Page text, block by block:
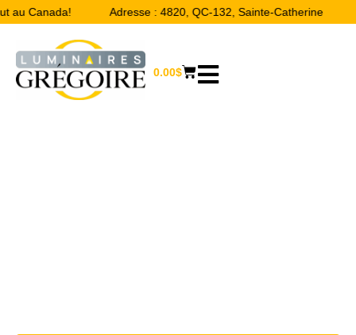
au Canada! Adresse : 4820, QC-132, Sainte-Catherine
0.00$